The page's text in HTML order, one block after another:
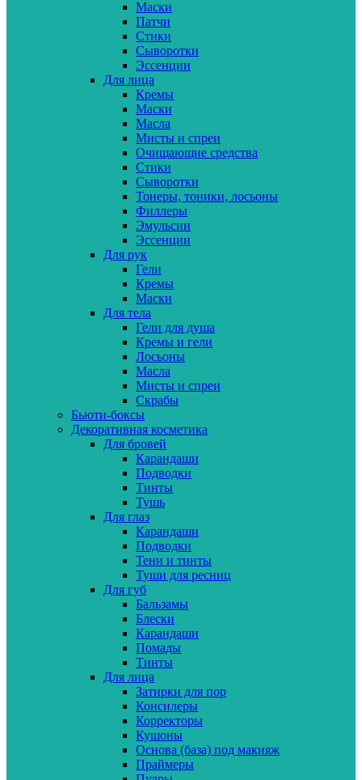
Маски
Патчи
Стики
Сыворотки
Эссенции
Для лица
Кремы
Маски
Масла
Мисты и спреи
Очищающие средства
Стики
Сыворотки
Тонеры, тоники, лосьоны
Филлеры
Эмульсии
Эссенции
Для рук
Гели
Кремы
Маски
Для тела
Гели для душа
Кремы и гели
Лосьоны
Масла
Мисты и спреи
Скрабы
Бьюти-боксы
Декоративная косметика
Для бровей
Карандаши
Подводки
Тинты
Тушь
Для глаз
Карандаши
Подводки
Тени и тинты
Туши для ресниц
Для губ
Бальзамы
Блески
Карандаши
Помады
Тинты
Для лица
Затирки для пор
Консилеры
Корректоры
Кушоны
Основа (база) под макияж
Праймеры